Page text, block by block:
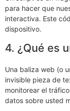
para hacer que
interactiva. Este
dispositivo.
4. ¿Qué es
Una baliza web (o
invisible pieza de
monitorear el
datos sobre usted